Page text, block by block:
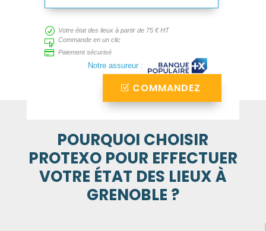
R Votre état des lieux à partir de 75 € HT
 Commande en un clic
 Paiement sécurisé
Notre assureur :
COMMANDEZ
POURQUOI CHOISIR
PROTEXO POUR EFFECTUER
VOTRE ÉTAT DES LIEUX À
GRENOBLE ?